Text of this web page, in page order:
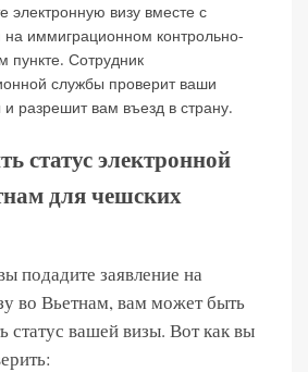
электронную визу вместе с
на иммиграционном контрольно-
пункте. Сотрудник
службы проверит ваши
разрешит вам въезд в страну.
статус электронной
для чешских
подадите заявление на
во Вьетнам, вам может быть
статус вашей визы. Вот как вы